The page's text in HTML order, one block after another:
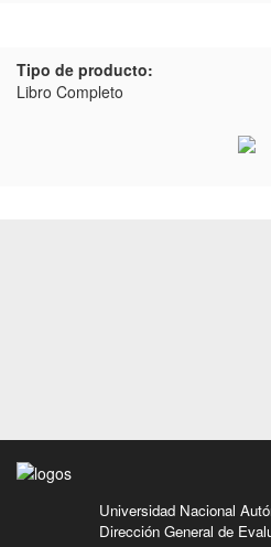
Tipo de producto:
Libro Completo
Universidad Nacional
Dirección General de